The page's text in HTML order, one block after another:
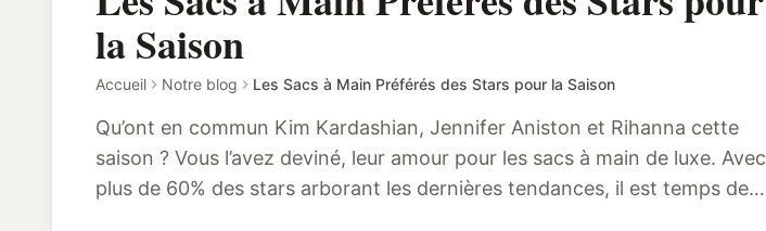
la Saison
Accueil Notre blog Les Sacs à Main Préférés des Stars pour la Saison
Qu’ont en commun Kim Kardashian, Jennifer Aniston et Rihanna cette
saison ? Vous l’avez deviné, leur amour pour les sacs à main de luxe. Avec
plus de 60% des stars arborant les dernières tendances, il est temps de